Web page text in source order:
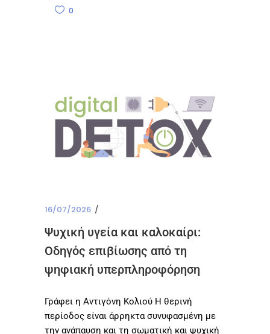
0
16/07/2026
Ψυχική υγεία και καλοκαίρι:
Οδηγός επιβίωσης από τη
ψηφιακή υπερπληροφόρηση
Γράφει η Αντιγόνη Κολιού Η θερινή
περίοδος είναι άρρηκτα συνυφασμένη με
την ανάπαυση και τη σωματική και ψυχική